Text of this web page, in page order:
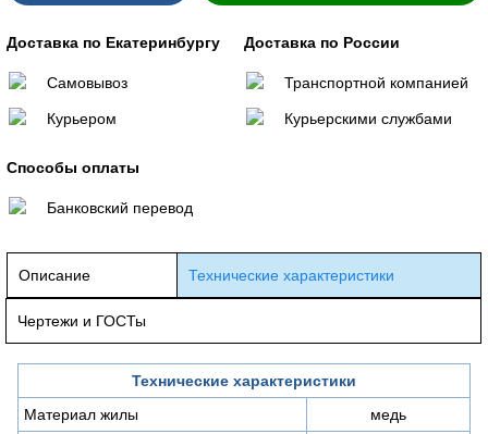
Доставка по Екатеринбургу
Самовывоз
Курьером
Доставка по России
Транспортной компанией
Курьерскими службами
Способы оплаты
Банковский перевод
Описание Технические характеристики
Чертежи и ГОСТы
Технические характеристики
Материал жилы
медь